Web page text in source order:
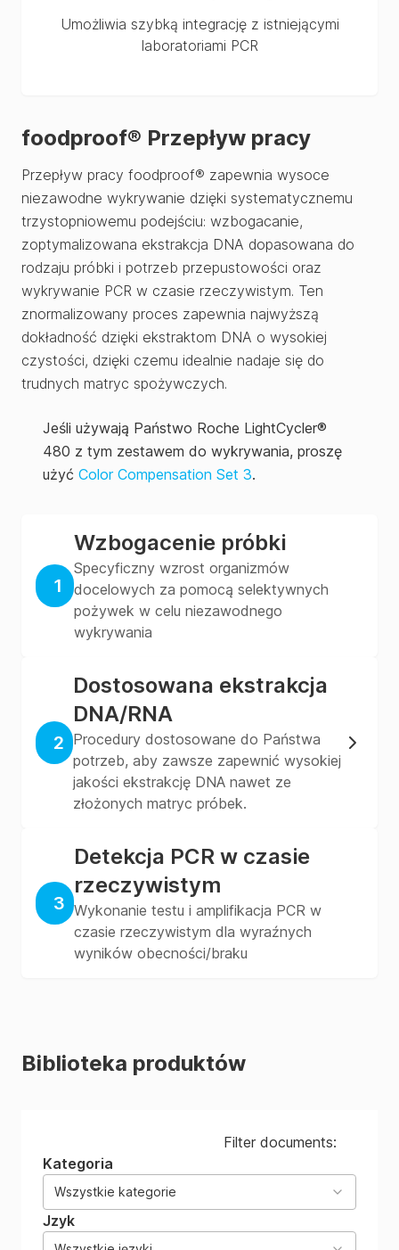
Umożliwia szybką integrację z istniejącymi
laboratoriami PCR
foodproof® Przepływ pracy
Przepływ pracy foodproof® zapewnia wysoce
niezawodne wykrywanie dzięki systematycznemu
trzystopniowemu podejściu: wzbogacanie,
zoptymalizowana ekstrakcja DNA dopasowana do
rodzaju próbki i potrzeb przepustowości oraz
wykrywanie PCR w czasie rzeczywistym. Ten
znormalizowany proces zapewnia najwyższą
dokładność dzięki ekstraktom DNA o wysokiej
czystości, dzięki czemu idealnie nadaje się do
trudnych matryc spożywczych.
Jeśli używają Państwo Roche LightCycler®
480 z tym zestawem do wykrywania, proszę
użyć Color Compensation Set 3.
1
Wzbogacenie próbki
Specyficzny wzrost organizmów
docelowych za pomocą selektywnych
pożywek w celu niezawodnego
wykrywania
2
Dostosowana ekstrakcja
DNA/RNA
Procedury dostosowane do Państwa
potrzeb, aby zawsze zapewnić wysokiej
jakości ekstrakcję DNA nawet ze
złożonych matryc próbek.
3
Detekcja PCR w czasie
rzeczywistym
Wykonanie testu i amplifikacja PCR w
czasie rzeczywistym dla wyraźnych
wyników obecności/braku
Biblioteka produktów
Filter documents:
Kategoria
Wszystkie kategorie
Jzyk